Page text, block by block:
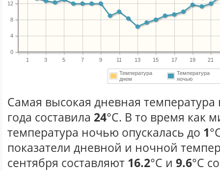
1 3 5 7 9 11 13 15 17 19 21
0
4
8
12
Температура
днем
Температура
ночью
Самая высокая дневная температура
года составила 24°С. В то время как
температура ночью опускалась до 1
показатели дневной и ночной
сентября составляют 16.2°С и 9.6°С